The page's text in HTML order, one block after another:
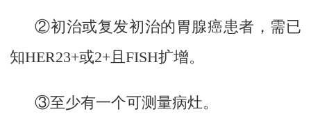
②初治或复发初治的胃腺癌患者，需已
知HER23+或2+且FISH扩增。
③至少有一个可测量病灶。